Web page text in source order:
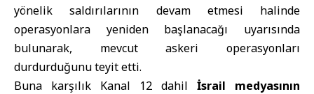
yönelik saldırılarının devam etmesi halinde
operasyonlara yeniden başlanacağı uyarısında
bulunarak, mevcut askeri operasyonları
durdurduğunu teyit etti.
Buna karşılık Kanal 12 dahil İsrail medyasının